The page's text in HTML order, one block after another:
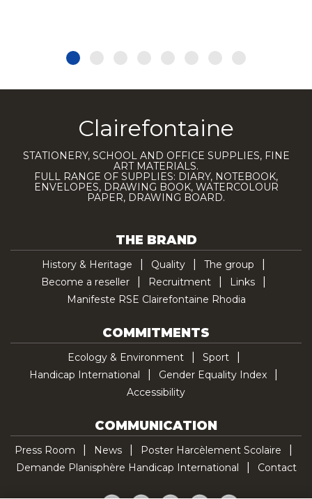
Clairefontaine
STATIONERY, SCHOOL AND OFFICE SUPPLIES, FINE
ART MATERIALS.
FULL RANGE OF SUPPLIES: DIARY, NOTEBOOK,
ENVELOPES, DRAWING BOOK, WATERCOLOUR
PAPER, DRAWING BOARD.
THE BRAND
History & Heritage Quality
The group
Become a reseller
Recruitment
Links
Manifeste RSE Clairefontaine Rhodia
COMMITMENTS
Ecology & Environment
Sport
Handicap International
Gender Equality Index
Accessibility
COMMUNICATION
Press Room News
Poster Harcèlement Scolaire
Demande Planisphère Handicap International
Contact